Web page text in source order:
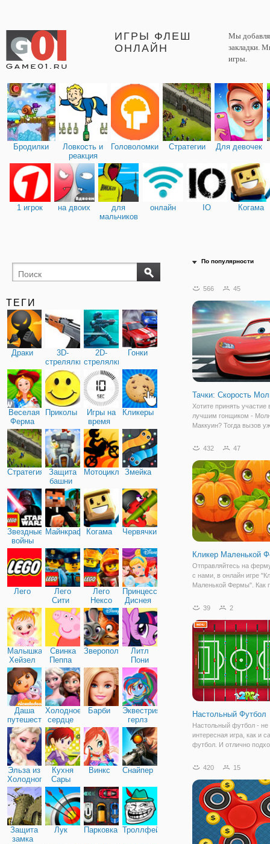
ИГРЫ ФЛЕШ
ОНЛАЙН
Мы
закладки.
игры.
Бродилки
Ловкость и
реакция
Головоломки Стратегии Для девочек
1 игрок на двоих
для
мальчиков
онлайн IO Когама
ТЕГИ
Драки
3D-
стрелялки
2D-
стрелялки
Гонки
Веселая
Ферма
Приколы
Игры на
время
Кликеры
Стратегия
Защита
башни
МотоциклыЗмейка
Звездные
войны
МайнкрафтКогама Червячки
Лего
Лего
Сити
Лего
Нексо
Найтс
Принцессы
Диснея
Малышка
Хейзел
Свинка
Пеппа
Зверополис
Литл
Пони
Дружба
Даша
путешественница
Холодное
сердце
Барби
Эквестрия
герлз
Эльза из
Холодного
сердца
Кухня
Сары
Винкс Снайпер
Защита
замка
Лук Парковка Троллфейс
По популярности
566 45
Тачки: Скорость
Хотите принять участие
лучшим гонщиком -
Маккуин? Тогда вызов
его или нет. В онлайн
погрузиться в
скорости, драйва
432 47
Кликер Маленькой
Отправляйтесь на
с нами, в онлайн игре
Маленькой Фермы". Как
жанр "Кликер", в
предметы, чтобы
39 2
Настольный Футбол
Настольный футбол - не
интересная игра, как и
футбол. И отлично
провести время. В
возможность прокачать
навыки футболиста, и
420 15